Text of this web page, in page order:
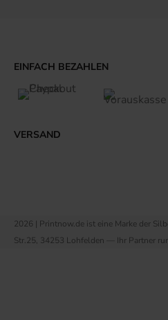
Folienkaschierung
Lettershop
Rückenstärke Rechner
Printnow wird grün
Datenschutzbestimmungen
Blog, Guides & News